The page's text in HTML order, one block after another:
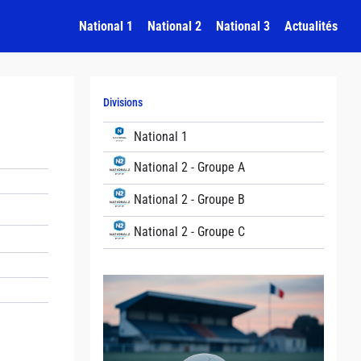
National 1 National 2 National 3 Actualités
Divisions
National 1
National 2 - Groupe A
National 2 - Groupe B
National 2 - Groupe C